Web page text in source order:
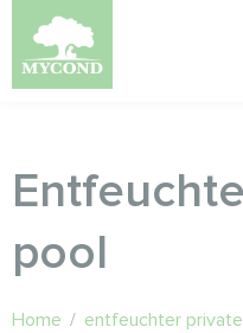
pool
Home / entfeuchter